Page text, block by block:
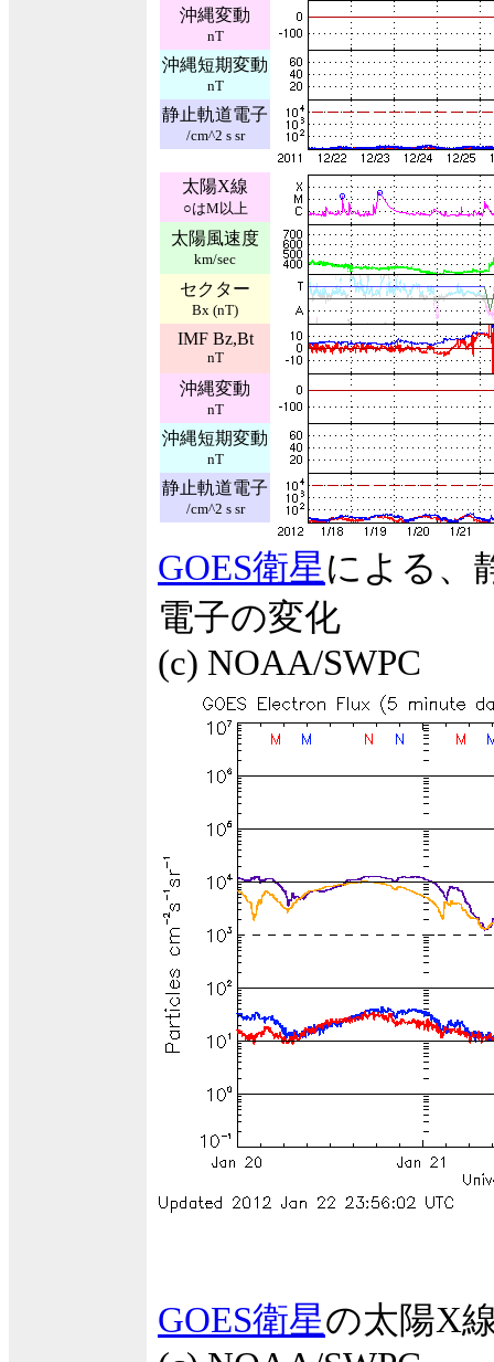
沖縄変動
nT
沖縄短期変動
nT
静止軌道電子
/cm^2 s sr
太陽X線
○はM以上
太陽風速度
km/sec
セクター
Bx (nT)
IMF Bz,Bt
nT
沖縄変動
nT
沖縄短期変動
nT
静止軌道電子
/cm^2 s sr
GOES衛星による、
電子の変化
(c) NOAA/SWPC
GOES衛星の太陽X